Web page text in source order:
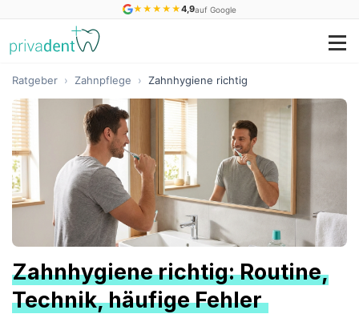
★ ★ ★ ★ ★4,9auf Google
Ratgeber › Zahnpflege › Zahnhygiene richtig
Zahnhygiene richtig: Routine,
Technik, häufige Fehler